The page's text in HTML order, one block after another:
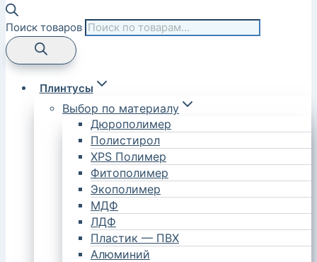
Поиск товаров
Плинтусы
Выбор по материалу
Дюрополимер
Полистирол
XPS Полимер
Фитополимер
Экополимер
МДФ
ЛДФ
Пластик — ПВХ
Алюминий